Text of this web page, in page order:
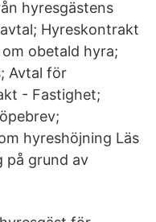
hyresgästens
Hyreskontrakt
obetald hyra;
Avtal för
- Fastighet;
hyreshöjning Läs
på grund av